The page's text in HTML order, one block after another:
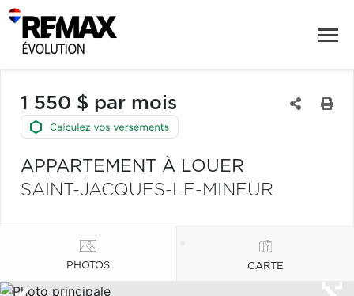
1 550 $ par mois
APPARTEMENT À LOUER
SAINT-JACQUES-LE-MINEUR
PHOTOS CARTE